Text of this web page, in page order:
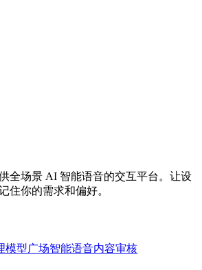
全场景 AI 智能语音的交互平台。让设
住你的需求和偏好。
模型广场智能语音内容审核